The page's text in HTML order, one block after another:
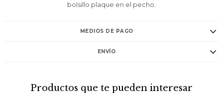
bolsillo plaque en el pecho.
MEDIOS DE PAGO
ENVÍO
Productos que te pueden interesar